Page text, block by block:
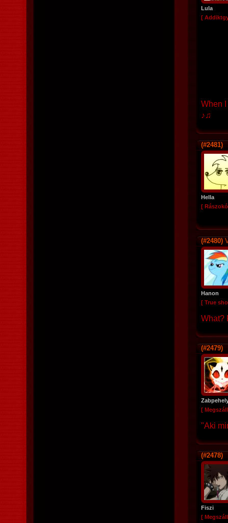
Lula
[
When
♪♫
(#2481)
Hella
[
(#2480)
Hanon
[ True
What?
(#2479)
[
"Aki
(#2478)
Fiszi
[